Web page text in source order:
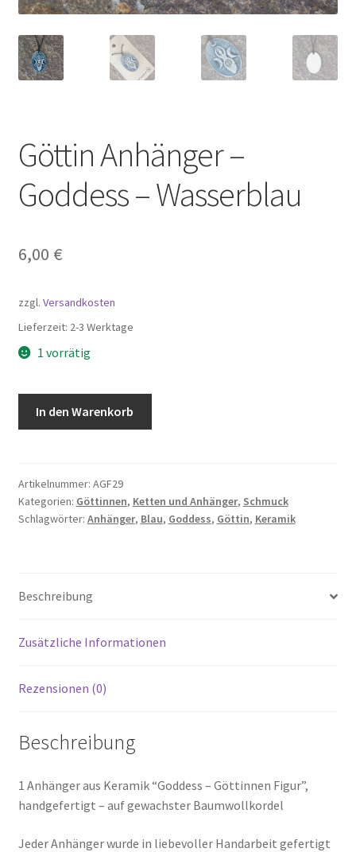
Göttin Anhänger –
Goddess – Wasserblau
6,00 €
zzgl. Versandkosten
Lieferzeit: 2-3 Werktage
1 vorrätig
-
Wasserblau
Menge
In den Warenkorb
Artikelnummer: AGF29
Kategorien: Göttinnen, Ketten und Anhänger, Schmuck
Schlagwörter: Anhänger, Blau, Goddess, Göttin, Keramik
Beschreibung
Zusätzliche Informationen
Rezensionen (0)
Beschreibung
1 Anhänger aus Keramik “Goddess – Göttinnen Figur”,
handgefertigt – auf gewachster Baumwollkordel
Jeder Anhänger wurde in liebevoller Handarbeit gefertigt